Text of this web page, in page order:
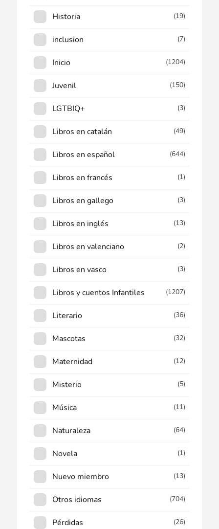
Historia (19)
inclusion (7)
Inicio (1204)
Juvenil (150)
LGTBIQ+ (3)
Libros en catalán (49)
Libros en español (644)
Libros en francés (1)
Libros en gallego (3)
Libros en inglés (13)
Libros en valenciano (2)
Libros en vasco (3)
Libros y cuentos Infantiles (1207)
Literario (36)
Mascotas (32)
Maternidad (12)
Misterio (5)
Música (11)
Naturaleza (64)
Novela (1)
Nuevo miembro (13)
Otros idiomas (704)
Pérdidas (26)